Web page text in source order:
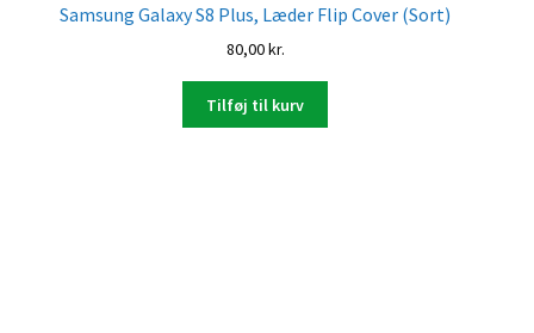
Samsung Galaxy S8 Plus, Læder Flip Cover (Sort)
80,00kr.
Tilføj til kurv